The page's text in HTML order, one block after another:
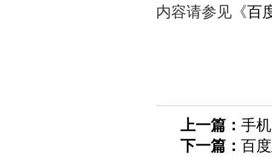
内容请参见《百
上一篇： 手
下一篇： 百